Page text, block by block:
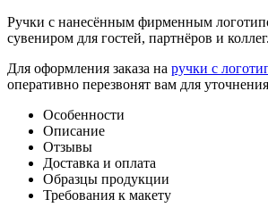
Ручки с нанесённым фирменным
сувениром для гостей, партнёров и
Для оформления заказа на ручки с
оперативно перезвонят вам для
Особенности
Описание
Отзывы
Доставка и оплата
Образцы продукции
Требования к макету